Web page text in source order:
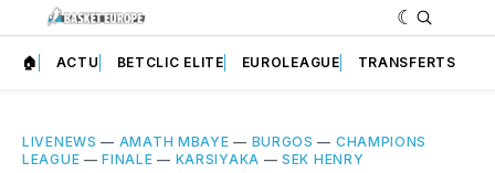
🏠 ACTU BETCLIC ELITE EUROLEAGUE TRANSFERTS
LIVENEWS — AMATH MBAYE — BURGOS — CHAMPIONS
LEAGUE —FINALE — KARSIYAKA —SEK HENRY